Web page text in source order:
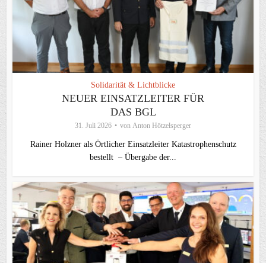
Solidarität & Lichtblicke
NEUER EINSATZLEITER FÜR
DAS BGL
31. Juli 2026 von Anton Hötzelsperger
Rainer Holzner als Örtlicher Einsatzleiter Katastrophenschutz
bestellt – Übergabe der...